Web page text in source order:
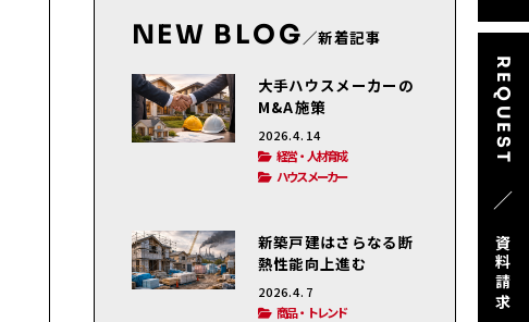
REQUEST
／
資料請求
NEW BLOG ／新着記事
大手ハウスメーカーの
M&A施策
2026.4.14
経営・人材育成
ハウスメーカー
新築戸建はさらなる断
熱性能向上進む
2026.4.7
商品・トレンド